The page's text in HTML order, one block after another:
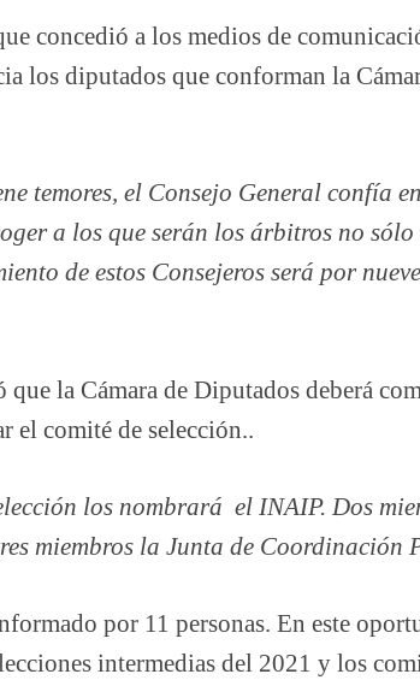
concedió a los medios de
los diputados que conforman la
temores, el Consejo General confía
a los que serán los árbitros no sólo
de estos Consejeros será por
la Cámara de Diputados deberá
comité de selección..
los nombrará el INAIP. Dos
miembros la Junta de Coordinación
por 11 personas. En este
intermedias del 2021 y los